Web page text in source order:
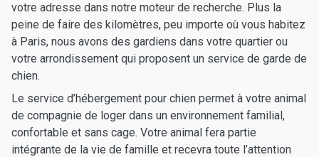
votre adresse dans notre moteur de recherche. Plus la
peine de faire des kilomètres, peu importe où vous habitez
à Paris, nous avons des gardiens dans votre quartier ou
votre arrondissement qui proposent un service de garde de
chien.
Le service d’hébergement pour chien permet à votre animal
de compagnie de loger dans un environnement familial,
confortable et sans cage. Votre animal fera partie
intégrante de la vie de famille et recevra toute l’attention